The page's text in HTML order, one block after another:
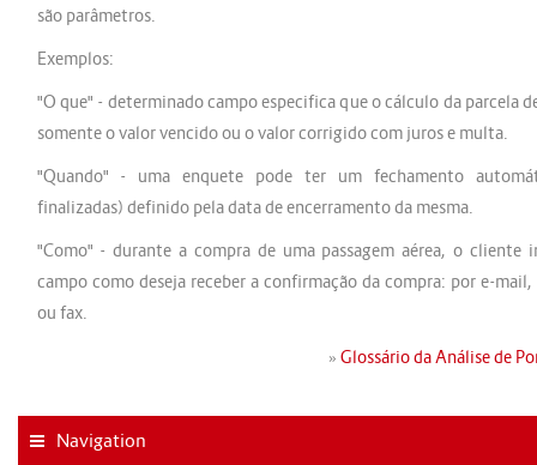
são parâmetros.
Exemplos:
"O que" - determinado campo especifica que o cálculo da parcela
somente o valor vencido ou o valor corrigido com juros e multa.
"Quando" - uma enquete pode ter um fechamento
finalizadas) definido pela data de encerramento da mesma.
"Como" - durante a compra de uma passagem aérea, o cliente
campo como deseja receber a confirmação da compra: por e-
ou fax.
» Glossário da Análise de
Navigation